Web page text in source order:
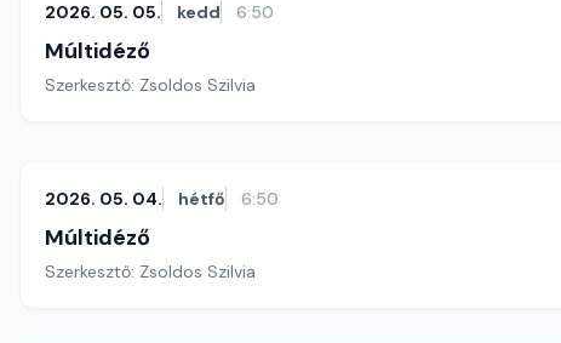
2026. 05. 05. kedd 6:50
Múltidéző
Szerkesztő: Zsoldos Szilvia
2026. 05. 04. hétfő 6:50
Múltidéző
Szerkesztő: Zsoldos Szilvia